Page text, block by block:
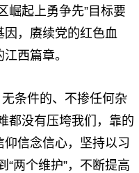
崛起上勇争先”目标要
因，赓续党的红色血
西篇章。
条件的、不掺任何杂
都没有压垮我们，靠的
信念信心，坚持以习
“两个维护”，不断提高